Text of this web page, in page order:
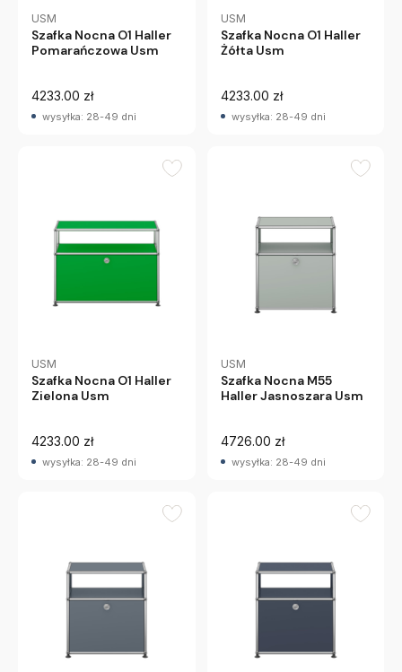
USM
Szafka Nocna O1 Haller
Pomarańczowa Usm
4233.00 zł
wysyłka: 28-49 dni
USM
Szafka Nocna O1 Haller
Żółta Usm
4233.00 zł
wysyłka: 28-49 dni
USM
Szafka Nocna O1 Haller
Zielona Usm
4233.00 zł
wysyłka: 28-49 dni
USM
Szafka Nocna M55
Haller Jasnoszara Usm
4726.00 zł
wysyłka: 28-49 dni